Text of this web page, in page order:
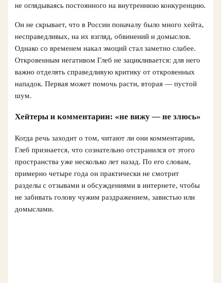
не оглядываясь постоянного на внутреннюю конкуренцию.
Он не скрывает, что в России поначалу было много хейта,
несправедливых, на их взгляд, обвинений и домыслов.
Однако со временем накал эмоций стал заметно слабее.
Откровенным негативом Глеб не зацикливается: для него
важно отделять справедливую критику от откровенных
нападок. Первая может помочь расти, вторая — пустой
шум.
Хейтеры и комментарии: «не вижу — не злюсь»
Когда речь заходит о том, читают ли они комментарии,
Глеб признается, что сознательно отстранился от этого
пространства уже несколько лет назад. По его словам,
примерно четыре года он практически не смотрит
разделы с отзывами и обсуждениями в интернете, чтобы
не забивать голову чужим раздражением, завистью или
домыслами.